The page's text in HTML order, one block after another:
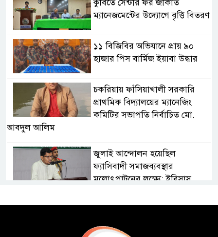
কুবিতে সেন্টার ফর জাকাত
ম্যানেজমেন্টের উদ্যোগে বৃত্তি বিতরণ
১১ বিজিবির অভিযানে প্রায় ৯০
হাজার পিস বার্মিজ ইয়াবা উদ্ধার
চকরিয়ায় ফাঁসিয়াখালী সরকারি
প্রাথমিক বিদ্যালয়ের ম্যানেজিং
কমিটির সভাপতি নির্বাচিত মো.
আবদুল আলিম
জুলাই আন্দোলন হয়েছিল
ফ্যাসিবাদী সমাজব্যবস্থার
মূলোৎপাটনের লক্ষ্যে; ইবিসাস
পালন করছে তানযীমুল উম্মাহ